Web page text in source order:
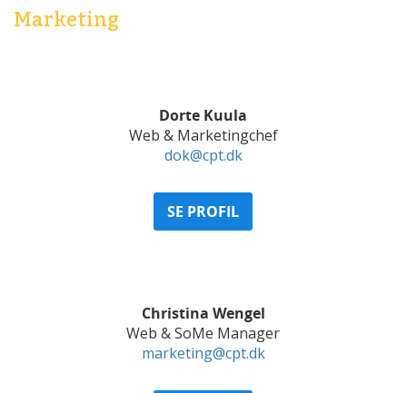
Marketing
Dorte Kuula
Web & Marketingchef
dok@cpt.dk
SE PROFIL
Christina Wengel
Web & SoMe Manager
marketing@cpt.dk